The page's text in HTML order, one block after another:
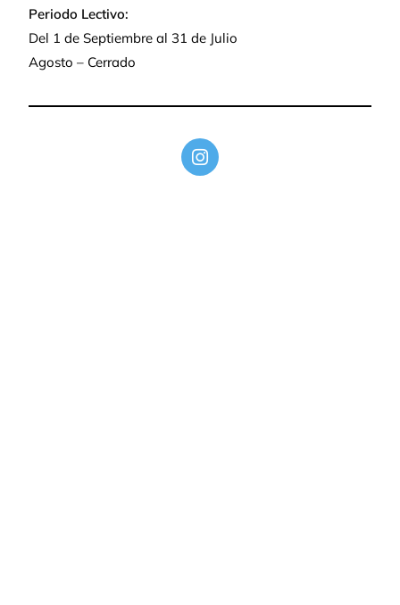
Periodo Lectivo:
Del 1 de Septiembre al 31 de Julio
Agosto – Cerrado